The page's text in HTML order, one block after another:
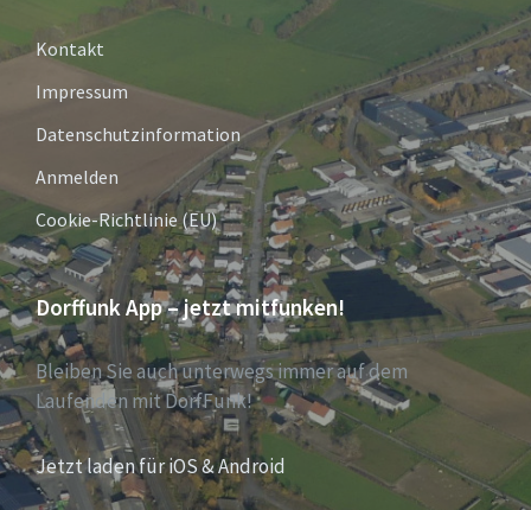
Kontakt
Impressum
Datenschutzinformation
Anmelden
Cookie-Richtlinie (EU)
Dorffunk App – jetzt mitfunken!
Bleiben Sie auch unterwegs immer auf dem
Laufenden mit DorfFunk!
Jetzt laden für iOS & Android